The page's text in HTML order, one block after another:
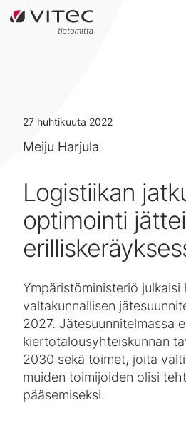
27 huhtikuuta 2022
Meiju Harjula
Logistiikan
optimointi
Ympäristöministeriö julkaisi
valtakunnallisen
2027. Jätesuunnitelmassa
kiertotalousyhteiskunnan
2030 sekä toimet, joita
muiden toimijoiden olisi
pääsemiseksi.